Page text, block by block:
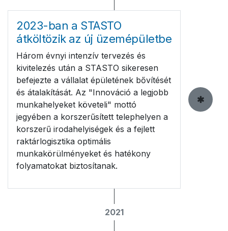
2023-ban a STASTO
átköltözik az új üzemépületbe
Három évnyi intenzív tervezés és
kivitelezés után a STASTO sikeresen
befejezte a vállalat épületének bővítését
és átalakítását. Az "Innováció a legjobb
munkahelyeket követeli" mottó
jegyében a korszerűsített telephelyen a
korszerű irodahelyiségek és a fejlett
raktárlogisztika optimális
munkakörülményeket és hatékony
folyamatokat biztosítanak.
2021